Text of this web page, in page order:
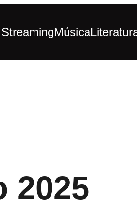
Música
2025